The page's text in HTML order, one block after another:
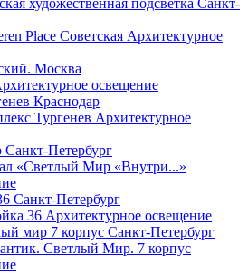
Place Советская Архитектурное
освещение
Тургенев Архитектурное
«Светлый Мир «Внутри...»
36 Архитектурное освещение
Светлый Мир. 7 корпуc